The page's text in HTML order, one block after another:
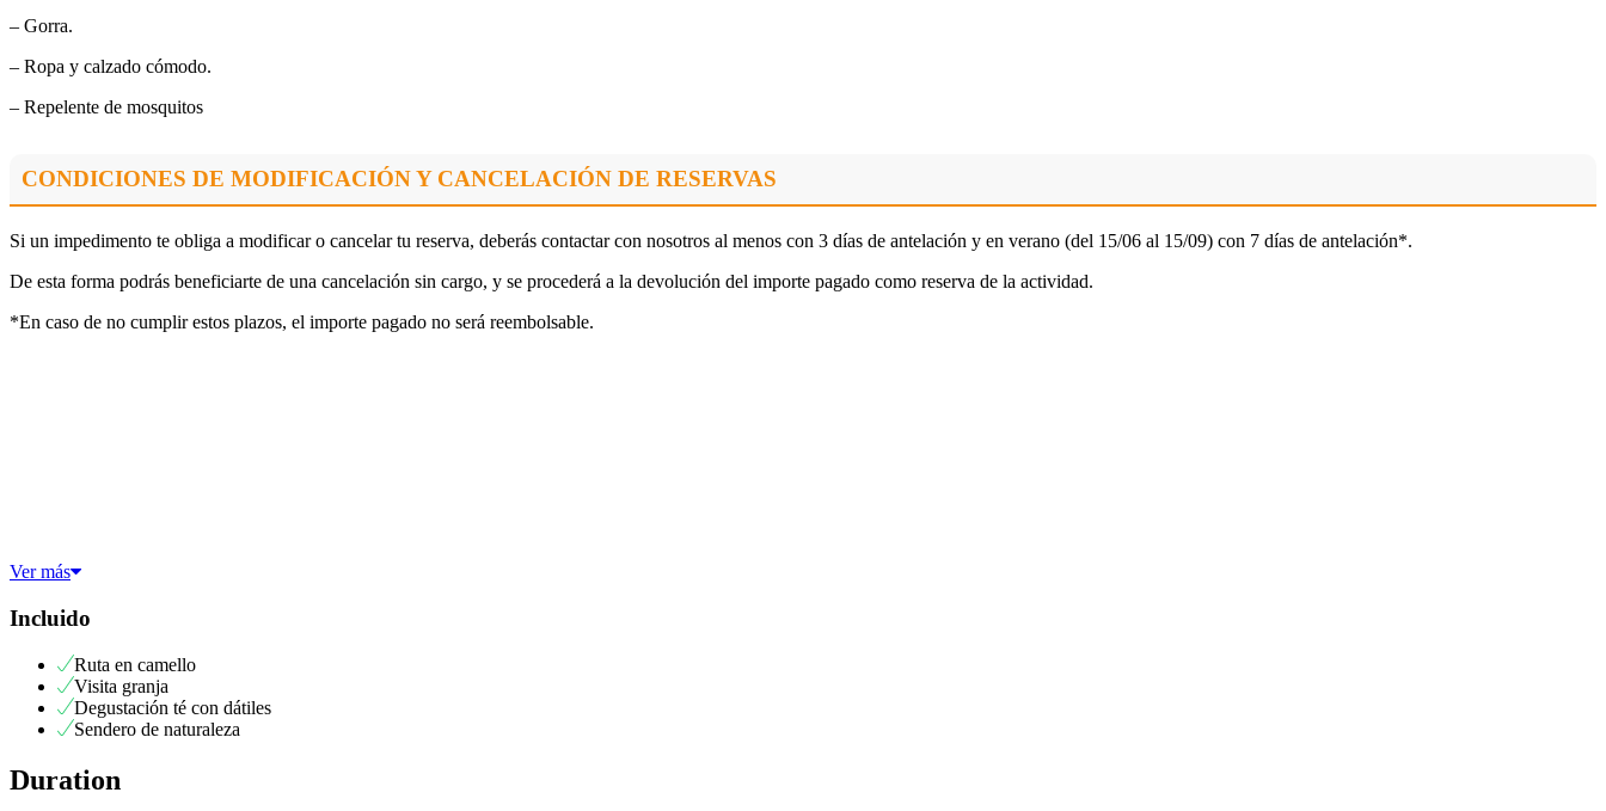
– Gorra.
– Ropa y calzado cómodo.
– Repelente de mosquitos
CONDICIONES DE MODIFICACIÓN Y CANCELACIÓN DE RESERVAS
Si un impedimento te obliga a modificar o cancelar tu reserva, deberás contactar con nosotros al menos con 3 días de antelación y en verano (del 15/06 al 15/09) con 7 días de antelación*.
De esta forma podrás beneficiarte de una cancelación sin cargo, y se procederá a la devolución del importe pagado como reserva de la actividad.
*En caso de no cumplir estos plazos, el importe pagado no será reembolsable.
Ver más
Incluido
Ruta en camello
Visita granja
Degustación té con dátiles
Sendero de naturaleza
Duration